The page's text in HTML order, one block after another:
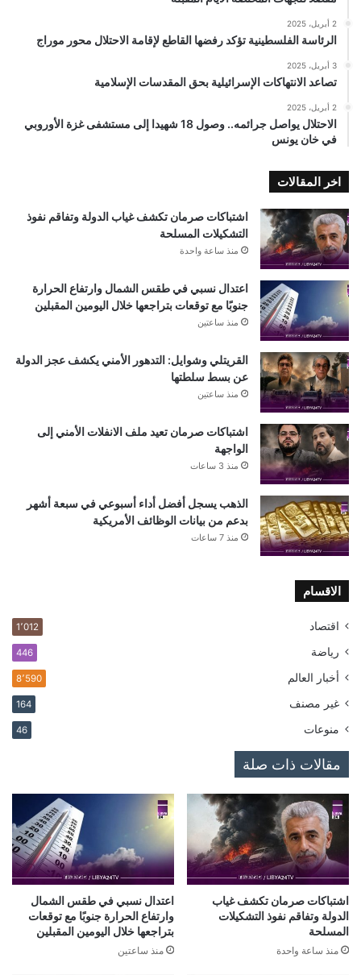
2 أبريل، 2025
الرئاسة الفلسطينية تؤكد رفضها القاطع لإقامة الاحتلال محور موراج
3 أبريل، 2025
تصاعد الانتهاكات الإسرائيلية بحق المقدسات الإسلامية
2 أبريل، 2025
الاحتلال يواصل جرائمه.. وصول 18 شهيدا إلى مستشفى غزة الأوروبي
في خان يونس
اخر المقالات
اشتباكات صرمان تكشف غياب الدولة وتفاقم نفوذ
التشكيلات المسلحة
منذ ساعة واحدة
اعتدال نسبي في طقس الشمال وارتفاع الحرارة
جنوبًا مع توقعات بتراجعها خلال اليومين المقبلين
منذ ساعتين
القريتلي وشوايل: التدهور الأمني يكشف عجز الدولة
عن بسط سلطتها
منذ ساعتين
اشتباكات صرمان تعيد ملف الانفلات الأمني إلى
الواجهة
منذ 3 ساعات
الذهب يسجل أفضل أداء أسبوعي في سبعة أشهر
بدعم من بيانات الوظائف الأمريكية
منذ 7 ساعات
الاقسام
اقتصاد 1٬012
رياضة 446
أخبار العالم 8٬590
غير مصنف 164
منوعات 46
مقالات ذات صلة
اشتباكات صرمان تكشف غياب
الدولة وتفاقم نفوذ التشكيلات
المسلحة
منذ ساعة واحدة
اعتدال نسبي في طقس الشمال
وارتفاع الحرارة جنوبًا مع توقعات
بتراجعها خلال اليومين المقبلين
منذ ساعتين